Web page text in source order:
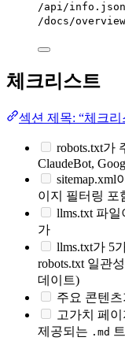
/api/info.json
/docs/
체크리스트
섹션 제목: “체크리
robots.txt가
ClaudeBot,
sitemap.xml
이지 필터링 포
llms.txt 파
가
llms.txt가 5
robots.txt 일관
데이트)
주요 콘텐츠
고가치 페이
제공되는 .md